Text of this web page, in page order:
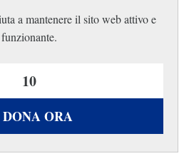
a mantenere il sito web attivo e
funzionante.
DONA ORA